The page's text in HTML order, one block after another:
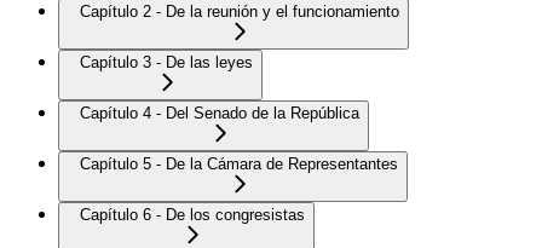
Capítulo 2 - De la reunión y el funcionamiento
Capítulo 3 - De las leyes
Capítulo 4 - Del Senado de la República
Capítulo 5 - De la Cámara de Representantes
Capítulo 6 - De los congresistas